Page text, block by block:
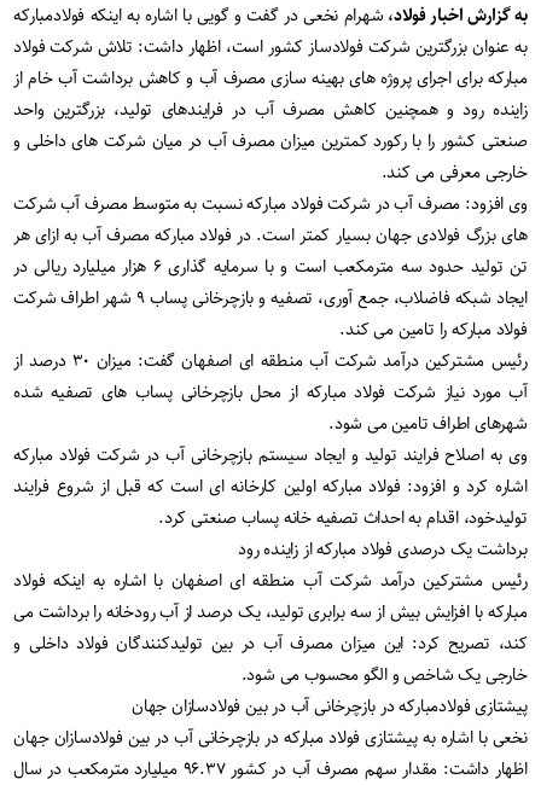
به گزارش اخبار فولاد، شهرام نخعی در گفت و گویی با اشاره به اینکه فولادمبارکه
به عنوان بزرگترین شرکت فولادساز کشور است، اظهار داشت: تلاش شرکت فولاد
مبارکه برای اجرای پروژه های بهینه سازی مصرف آب و کاهش برداشت آب خام از
زاینده رود و همچنین کاهش مصرف آب در فرایندهای تولید، بزرگترین واحد
صنعتی کشور را با رکورد کمترین میزان مصرف آب در میان شرکت های داخلی و
خارجی معرفی می کند.
وی افزود: مصرف آب در شرکت فولاد مبارکه نسبت به متوسط مصرف آب شرکت
های بزرگ فولادی جهان بسیار کمتر است. در فولاد مبارکه مصرف آب به ازای هر
تن تولید حدود سه مترمکعب است و با سرمایه گذاری ۶ هزار میلیارد ریالی در
ایجاد شبکه فاضلاب، جمع آوری، تصفیه و بازچرخانی پساب ۹ شهر اطراف شرکت
فولاد مبارکه را تامین می کند.
رئیس مشترکین درآمد شرکت آب منطقه ای اصفهان گفت: میزان ۳۰ درصد از
آب مورد نیاز شرکت فولاد مبارکه از محل بازچرخانی پساب های تصفیه شده
شهرهای اطراف تامین می شود.
وی به اصلاح فرایند تولید و ایجاد سیستم بازچرخانی آب در شرکت فولاد مبارکه
اشاره کرد و افزود: فولاد مبارکه اولین کارخانه ای است که قبل از شروع فرایند
تولیدخود، اقدام به احداث تصفیه خانه پساب صنعتی کرد.
برداشت یک درصدی فولاد مبارکه از زاینده رود
رئیس مشترکین درآمد شرکت آب منطقه ای اصفهان با اشاره به اینکه فولاد
مبارکه با افزایش بیش از سه برابری تولید، یک درصد از آب رودخانه را برداشت می
کند، تصریح کرد: این میزان مصرف آب در بین تولیدکنندگان فولاد داخلی و
خارجی یک شاخص و الگو محسوب می شود.
پیشتازی فولادمبارکه در بازچرخانی آب در بین فولادسازان جهان
نخعی با اشاره به پیشتازی فولاد مبارکه در بازچرخانی آب در بین فولادسازان جهان
اظهار داشت: مقدار سهم مصرف آب در کشور ۹۶.۳۷ میلیارد مترمکعب در سال